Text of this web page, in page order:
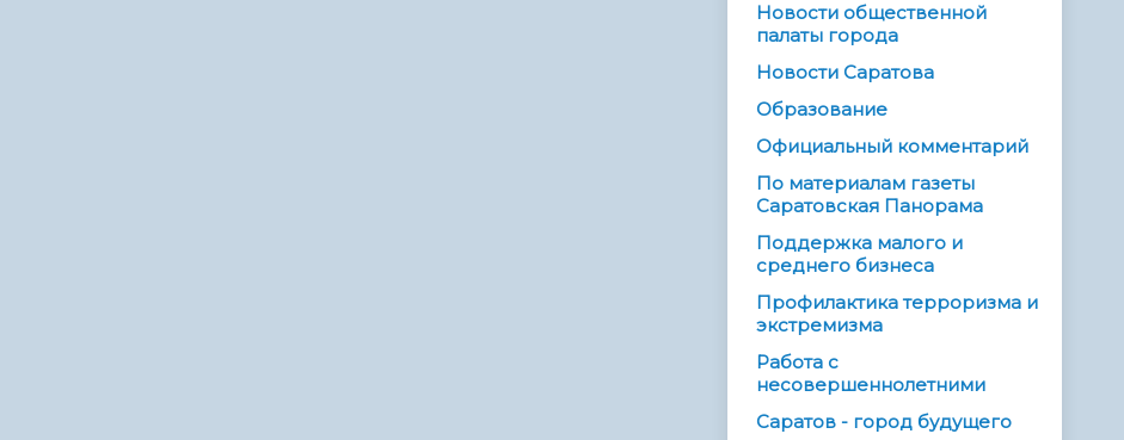
Новости общественной
палаты города
Новости Саратова
Образование
Официальный комментарий
По материалам газеты
Саратовская Панорама
Поддержка малого и
среднего бизнеса
Профилактика терроризма и
экстремизма
Работа с
несовершеннолетними
Саратов - город будущего